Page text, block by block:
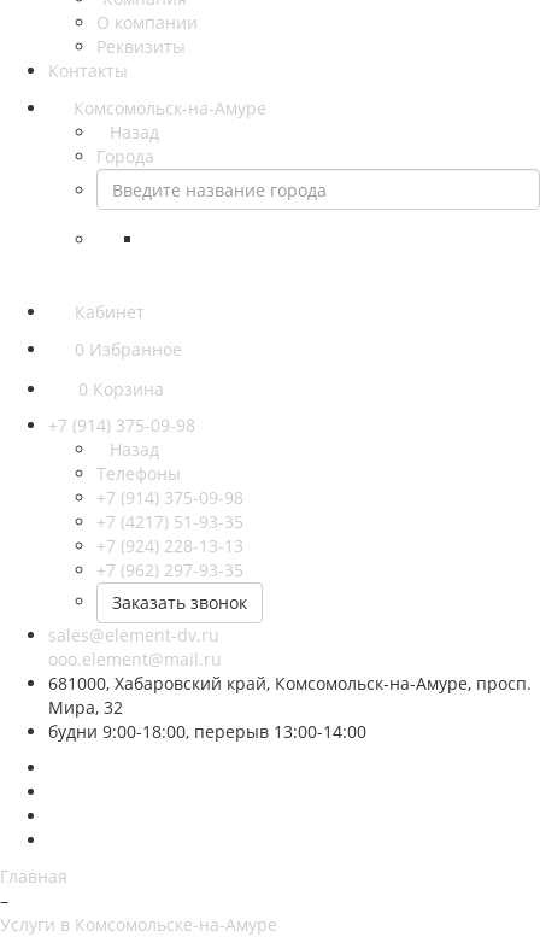
О компании
Реквизиты
Контакты
Комсомольск-на-Амуре
Назад
Города
Кабинет
0 Избранное
0 Корзина
+7 (914) 375-09-98
Назад
Телефоны
+7 (914) 375-09-98
+7 (4217) 51-93-35
+7 (924) 228-13-13
+7 (962) 297-93-35
Заказать звонок
sales@element-dv.ru
ooo.element@mail.ru
681000, Хабаровский край, Комсомольск-на-Амуре, просп.
Мира, 32
будни 9:00-18:00, перерыв 13:00-14:00
Главная
–
Услуги в Комсомольске-на-Амуре